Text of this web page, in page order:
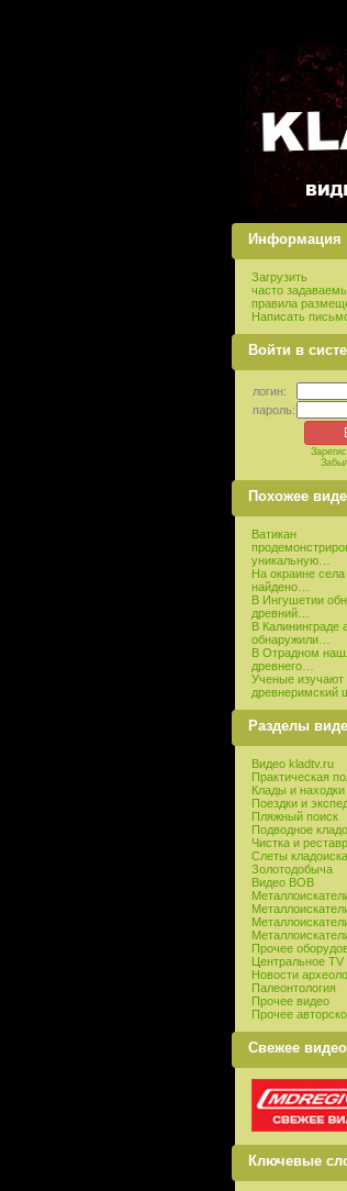
Информация
Загрузить
часто
правила
Написать
Войти в
логин:
пароль:
Похожее
Ватикан
уникальную…
На окраине
найдено…
В Ингушетии
древний…
В Калининграде
обнаружили…
В Отрадном
древнего…
Ученые изучают
древнеримский
Разделы
Видео kladtv.ru
Практическая
Клады и находки
Поездки и
Пляжный поиск
Подводное
Чистка и
Слеты
Золотодобыча
Видео ВОВ
Прочее
Центральное TV
Новости
Палеонтология
Прочее видео
Прочее
Свежее видео
Ключевые